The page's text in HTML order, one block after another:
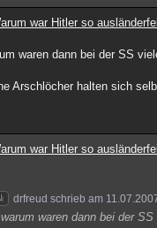
war Hitler so
waren dann bei der SS
Arschlöcher halten sich
war Hitler so
drfreud schrieb am
waren dann bei der SS